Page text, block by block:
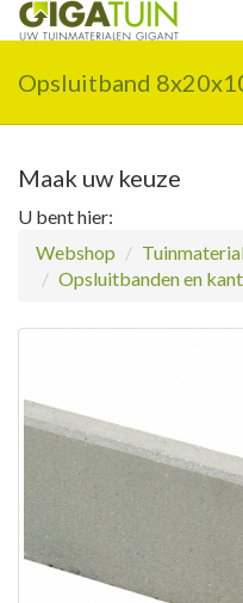
Opsluitband
Maak uw keuze
U bent hier:
Webshop
Opsluitbanden en